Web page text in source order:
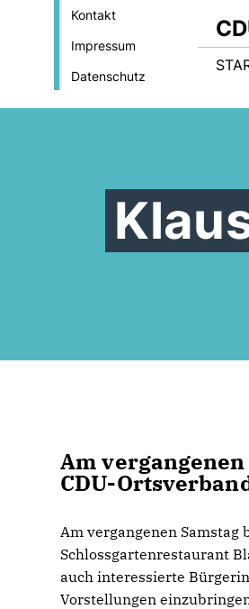
Kontakt
Impressum
Datenschutz
Am
CDU-
Am vergangenen Samstag
Schlossgartenrestaurant
auch interessierte
Vorstellungen